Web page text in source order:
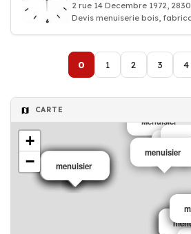
2 rue 14 Decembre 1972,
Devis menuiserie bois,
0 1 2 3 4
CARTE
menuisier
Menuisier
menuisier
menuisier
menuisier
menuisier
menuisier
+
−